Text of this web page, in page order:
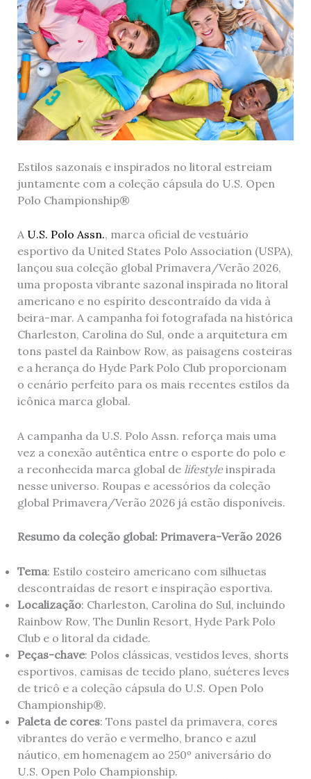
Estilos sazonais e inspirados no litoral estreiam
juntamente com a coleção cápsula do U.S. Open
Polo Championship®
A U.S. Polo Assn., marca oficial de vestuário
esportivo da United States Polo Association (USPA),
lançou sua coleção global Primavera/Verão 2026,
uma proposta vibrante sazonal inspirada no litoral
americano e no espírito descontraído da vida à
beira-mar. A campanha foi fotografada na histórica
Charleston, Carolina do Sul, onde a arquitetura em
tons pastel da Rainbow Row, as paisagens costeiras
e a herança do Hyde Park Polo Club proporcionam
o cenário perfeito para os mais recentes estilos da
icônica marca global.
A campanha da U.S. Polo Assn. reforça mais uma
vez a conexão autêntica entre o esporte do polo e
a reconhecida marca global de lifestyleinspirada
nesse universo. Roupas e acessórios da coleção
global Primavera/Verão 2026 já estão disponíveis.
Resumo da coleção global: Primavera-Verão 2026
Tema: Estilo costeiro americano com silhuetas
descontraídas de resort e inspiração esportiva.
Localização: Charleston, Carolina do Sul, incluindo
Rainbow Row, The Dunlin Resort, Hyde Park Polo
Club e o litoral da cidade.
Peças-chave: Polos clássicas, vestidos leves, shorts
esportivos, camisas de tecido plano, suéteres leves
de tricô e a coleção cápsula do U.S. Open Polo
Championship®.
Paleta de cores: Tons pastel da primavera, cores
vibrantes do verão e vermelho, branco e azul
náutico, em homenagem ao 250º aniversário do
U.S. Open Polo Championship.